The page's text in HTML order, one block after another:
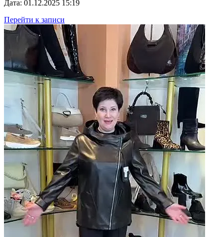
Дата: 01.12.2025 15:19
Перейти к записи